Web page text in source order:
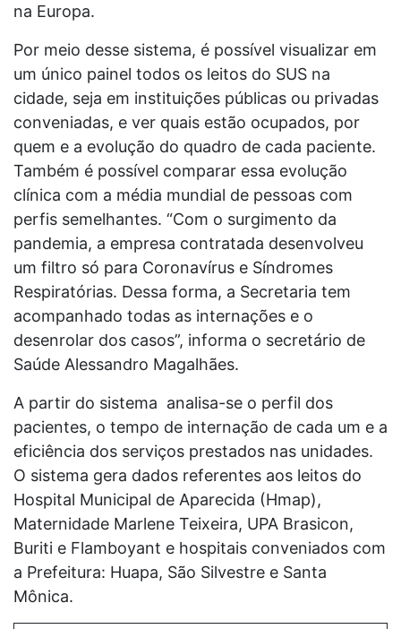
na Europa.
Por meio desse sistema, é possível visualizar em
um único painel todos os leitos do SUS na
cidade, seja em instituições públicas ou privadas
conveniadas, e ver quais estão ocupados, por
quem e a evolução do quadro de cada paciente.
Também é possível comparar essa evolução
clínica com a média mundial de pessoas com
perfis semelhantes. “Com o surgimento da
pandemia, a empresa contratada desenvolveu
um filtro só para Coronavírus e Síndromes
Respiratórias. Dessa forma, a Secretaria tem
acompanhado todas as internações e o
desenrolar dos casos”, informa o secretário de
Saúde Alessandro Magalhães.
A partir do sistema analisa-se o perfil dos
pacientes, o tempo de internação de cada um e a
eficiência dos serviços prestados nas unidades.
O sistema gera dados referentes aos leitos do
Hospital Municipal de Aparecida (Hmap),
Maternidade Marlene Teixeira, UPA Brasicon,
Buriti e Flamboyant e hospitais conveniados com
a Prefeitura: Huapa, São Silvestre e Santa
Mônica.